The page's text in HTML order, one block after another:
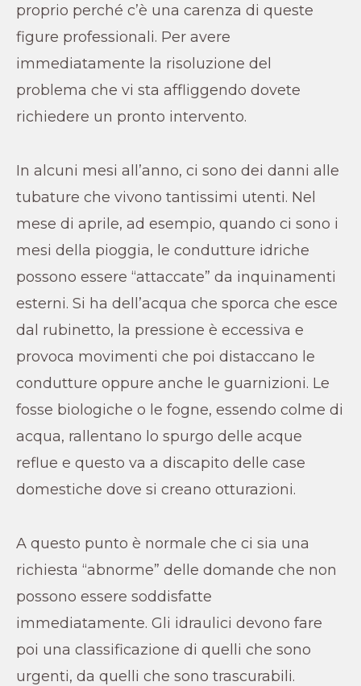
proprio perché c’è una carenza di queste
figure professionali. Per avere
immediatamente la risoluzione del
problema che vi sta affliggendo dovete
richiedere un pronto intervento.
In alcuni mesi all’anno, ci sono dei danni alle
tubature che vivono tantissimi utenti. Nel
mese di aprile, ad esempio, quando ci sono i
mesi della pioggia, le condutture idriche
possono essere “attaccate” da inquinamenti
esterni. Si ha dell’acqua che sporca che esce
dal rubinetto, la pressione è eccessiva e
provoca movimenti che poi distaccano le
condutture oppure anche le guarnizioni. Le
fosse biologiche o le fogne, essendo colme di
acqua, rallentano lo spurgo delle acque
reflue e questo va a discapito delle case
domestiche dove si creano otturazioni.
A questo punto è normale che ci sia una
richiesta “abnorme” delle domande che non
possono essere soddisfatte
immediatamente. Gli idraulici devono fare
poi una classificazione di quelli che sono
urgenti, da quelli che sono trascurabili.